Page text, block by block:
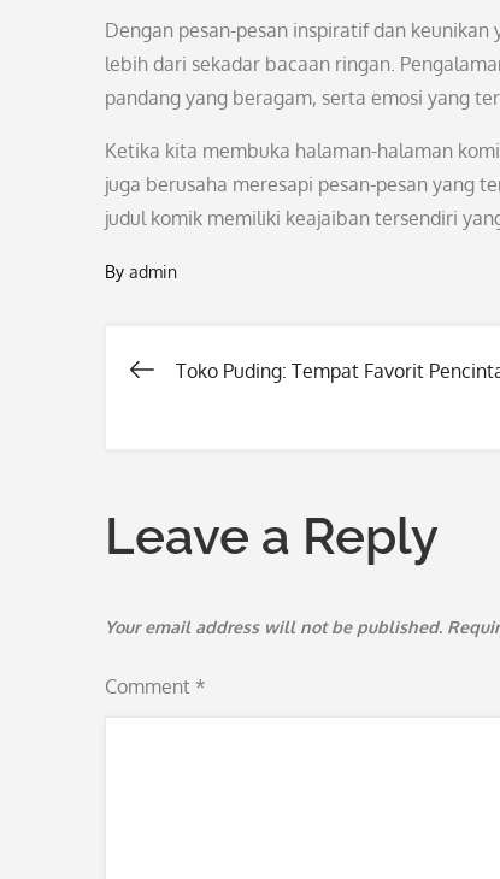
Dengan pesan-pesan inspiratif dan
lebih dari sekadar bacaan ringan.
pandang yang beragam, serta emosi yang
Ketika kita membuka halaman-halaman
juga berusaha meresapi pesan-pesan yang
judul komik memiliki keajaiban tersendiri
By admin
Post
Toko Puding: Tempat Favorit
Leave a Reply
Your email address will not be published.
Comment *